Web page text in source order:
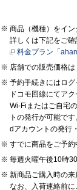
商品（機種）をイ
詳しくは下記をご確
料金プラン「
店舗での販売価格は
予約手続きにはログ
ドコモ回線にてア
Wi-Fiまたはご自宅
トの発行が可能です
dアカウントの発行
すでに商品をご予約
毎週火曜午後10時
新商品ご購入時の
なお、入荷連絡前に